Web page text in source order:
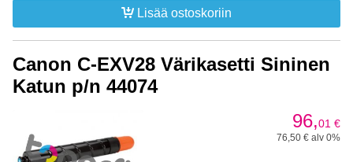
Lisää ostoskoriin
Canon C-EXV28 Värikasetti Sininen
Katun p/n 44074
96,01 €
76,50 € alv 0%